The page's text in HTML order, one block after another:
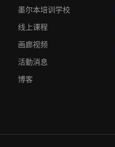
墨尔本培训学校
线上课程
画廊视频
活動消息
博客